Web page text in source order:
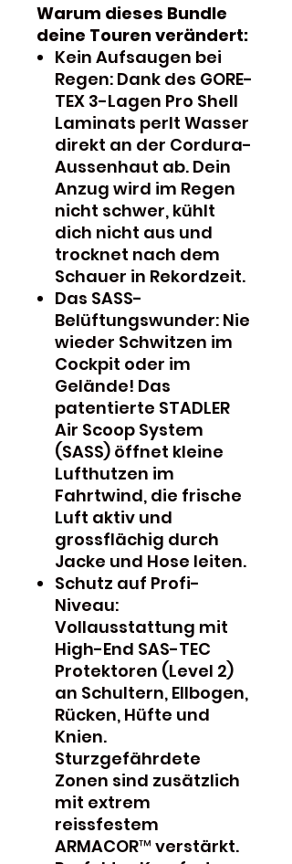
Warum dieses Bundle
deine Touren verändert:
Kein Aufsaugen bei
Regen: Dank des GORE-
TEX 3-Lagen Pro Shell
Laminats perlt Wasser
direkt an der Cordura-
Aussenhaut ab. Dein
Anzug wird im Regen
nicht schwer, kühlt
dich nicht aus und
trocknet nach dem
Schauer in Rekordzeit.
Das SASS-
Belüftungswunder: Nie
wieder Schwitzen im
Cockpit oder im
Gelände! Das
patentierte STADLER
Air Scoop System
(SASS) öffnet kleine
Lufthutzen im
Fahrtwind, die frische
Luft aktiv und
grossflächig durch
Jacke und Hose leiten.
Schutz auf Profi-
Niveau:
Vollausstattung mit
High-End SAS-TEC
Protektoren (Level 2)
an Schultern, Ellbogen,
Rücken, Hüfte und
Knien.
Sturzgefährdete
Zonen sind zusätzlich
mit extrem
reissfestem
ARMACOR™ verstärkt.